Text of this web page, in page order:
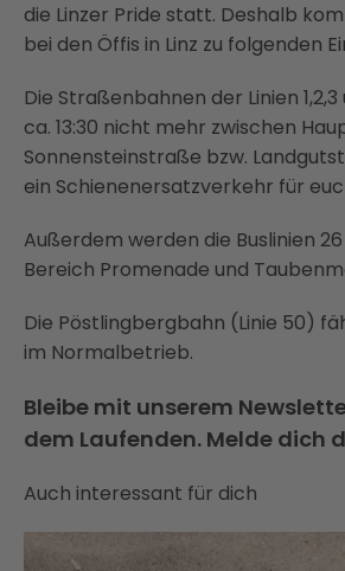
die Linzer Pride statt. Deshalb
bei den Öffis in Linz zu folgenden
Die Straßenbahnen der Linien
ca. 13:30 nicht mehr zwischen
Sonnensteinstraße bzw.
ein Schienenersatzverkehr für
Außerdem werden die Buslinien
Bereich Promenade und
Die Pöstlingbergbahn (Linie 50)
im Normalbetrieb.
Bleibe mit unserem
dem Laufenden. Melde dich
Auch interessant für dich